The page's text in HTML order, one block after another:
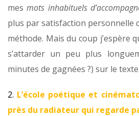
mesmots inhabituels
plus par satisfaction personnelle
méthode. Mais du coup j’espère
s’attarder un peu plus
minutes de gagnées ?) sur le texte.
2. L’école poétique et
près du radiateur qui regarde